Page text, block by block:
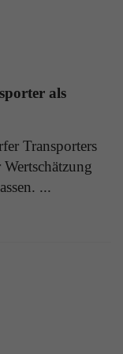
als
Transporters
...
früheren